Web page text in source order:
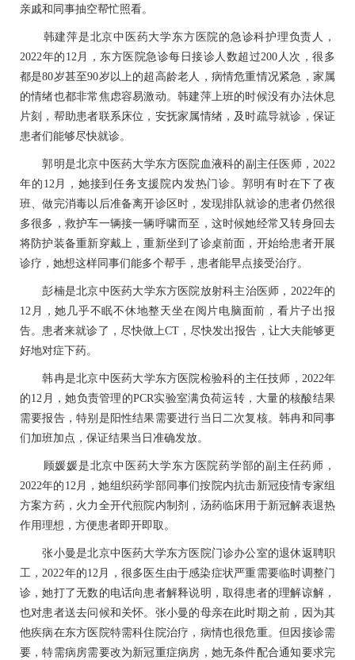
亲戚和同事抽空帮忙照看。
韩建萍是北京中医药大学东方医院的急诊科护理负责人，
2022年的12月，东方医院急诊每日接诊人数超过200人次，很多
都是80岁甚至90岁以上的超高龄老人，病情危重情况紧急，家属
的情绪也都非常焦虑容易激动。韩建萍上班的时候没有办法休息
片刻，帮助患者联系床位，安抚家属情绪，及时疏导就诊，保证
患者们能够尽快就诊。
郭明是北京中医药大学东方医院血液科的副主任医师，2022
年的12月，她接到任务支援院内发热门诊。 郭明有时在下了夜
班、做完消毒以后准备离开诊区时，发现排队就诊的患者仍然很
多很多，救护车一辆接一辆呼啸而至，这时候她经常又转身回去
将防护装备重新穿戴上，重新坐到了诊桌前面，开始给患者开展
诊疗，她想这样同事们能多个帮手，患者能早点接受治疗。
彭楠是北京中医药大学东方医院 放射科主治医师，2022年的
12月，她几乎不眠不休地整天坐在阅片电脑面前，看片子出报
告。患者来就诊了，尽快做上CT，尽快发出报告，让大夫能够更
好地对症下药。
韩冉是北京中医药大学东方医院检验科的主任技师，2022年
的12月，她负责管理的PCR实验室满负荷运转，大量的核酸结果
需要报告，特别是阳性结果需要进行当日二次复核。韩冉和同事
们加班加点，保证结果当日准确发放。
顾媛媛是北京中医药大学东方医院药学部的副主任药师，
2022年的12月，她组织药学部同事们按院内抗击新冠疫情专家组
方案方药，火力全开代煎院内制剂，汤药临床用于新冠解表退热
作用理想，方便患者即开即取。
张小曼是北京中医药大学东方医院门诊办公室的退休返聘职
工，2022年的12月，很多医生由于感染症状严重需要临时调整门
诊，她打了无数的电话向患者解释说明，取得患者的理解谅解，
也对患者送去问候和关怀。张小曼的母亲在此时期之前，因为其
他疾病在东方医院特需科住院治疗，病情也很危重。但因接诊需
要，特需病房需要改为新冠重症病房，她无条件配合通知要求完